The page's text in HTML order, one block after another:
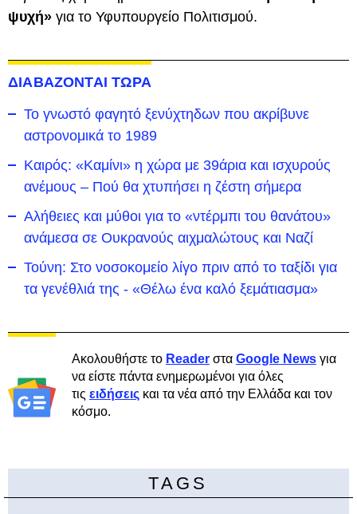
ψυχή» για το Υφυπουργείο Πολιτισμού.
ΔΙΑΒΑΖΟΝΤΑΙ ΤΩΡΑ
Το γνωστό φαγητό ξενύχτηδων που ακρίβυνε
αστρονομικά το 1989
Καιρός: «Καμίνι» η χώρα με 39άρια και ισχυρούς
ανέμους – Πού θα χτυπήσει η ζέστη σήμερα
Αλήθειες και μύθοι για το «ντέρμπι του θανάτου»
ανάμεσα σε Ουκρανούς αιχμαλώτους και Ναζί
Τούνη: Στο νοσοκομείο λίγο πριν από το ταξίδι για
τα γενέθλιά της - «Θέλω ένα καλό ξεμάτιασμα»
Ακολουθήστε το Reader στα Google News για
να είστε πάντα ενημερωμένοι για όλες
τις ειδήσεις και τα νέα από την Ελλάδα και τον
κόσμο.
TAGS